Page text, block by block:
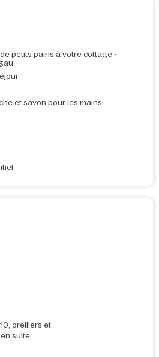
petits pains à votre cottage -
et savon pour les mains
oreillers et
suite,